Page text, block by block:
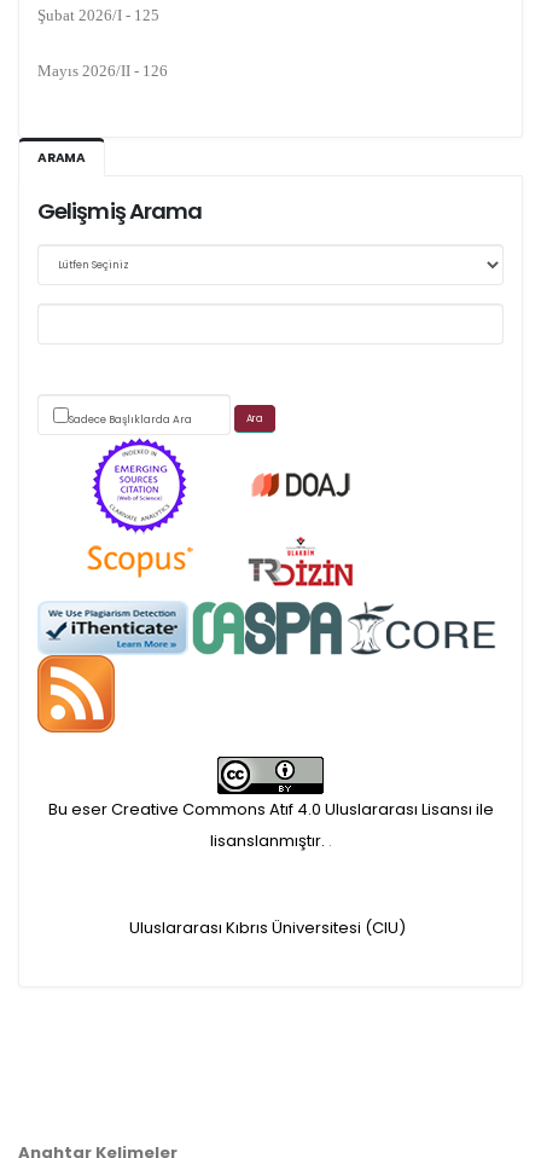
Şubat 2026/I - 125
Mayıs 2026/II - 126
üzerinden yürütülmektedir.
Scimago's grade
APC ödemesi
Öndenetimden geçen
makaleler için, 100 Avro
Makale İşletim Ücreti (APC)
ARAMA
Gelişmiş Arama
Sadece Başlıklarda Ara
Bu eser Creative Commons Atıf 4.0 Uluslararası Lisansı ile
lisanslanmıştır. .
Uluslararası Kıbrıs Üniversitesi (CIU)
Anahtar Kelimeler